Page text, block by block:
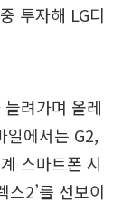
투자해 LG디
려가며 올레
일에서는 G2,
스마트폰 시
2’를 선보이